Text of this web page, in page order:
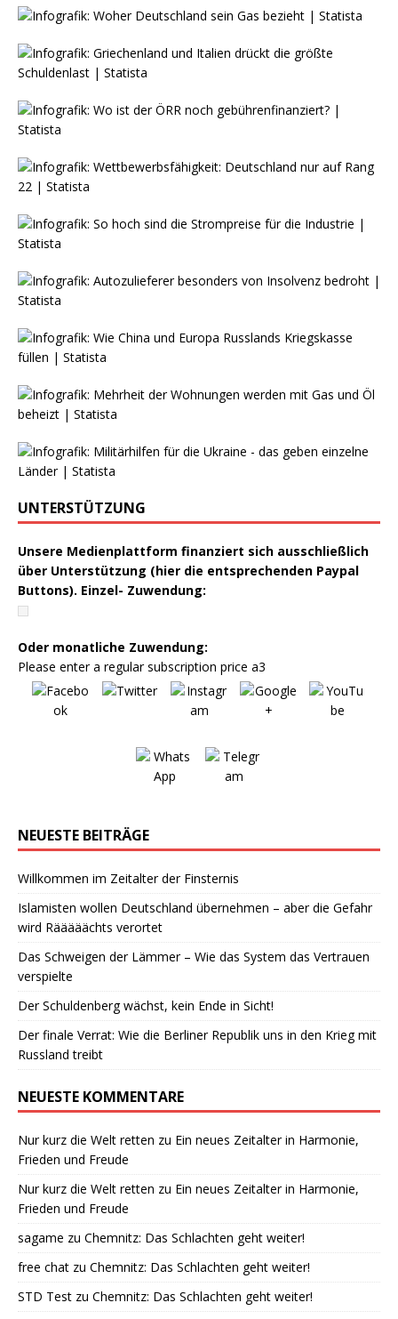
UNTERSTÜTZUNG
Unsere Medienplattform finanziert sich ausschließlich
über Unterstützung (hier die entsprechenden Paypal
Buttons). Einzel- Zuwendung:
Oder monatliche Zuwendung:
Please enter a regular subscription price a3
NEUESTE BEITRÄGE
Willkommen im Zeitalter der Finsternis
Islamisten wollen Deutschland übernehmen – aber die Gefahr
wird Rääääächts verortet
Das Schweigen der Lämmer – Wie das System das Vertrauen
verspielte
Der Schuldenberg wächst, kein Ende in Sicht!
Der finale Verrat: Wie die Berliner Republik uns in den Krieg mit
Russland treibt
NEUESTE KOMMENTARE
Nur kurz die Welt retten zu Ein neues Zeitalter in Harmonie,
Frieden und Freude
Nur kurz die Welt retten zu Ein neues Zeitalter in Harmonie,
Frieden und Freude
sagame zu Chemnitz: Das Schlachten geht weiter!
free chat zu Chemnitz: Das Schlachten geht weiter!
STD Test zu Chemnitz: Das Schlachten geht weiter!